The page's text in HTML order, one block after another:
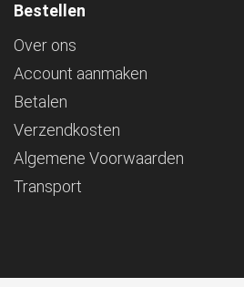
Bestellen
Over ons
Account aanmaken
Betalen
Verzendkosten
Algemene Voorwaarden
Transport